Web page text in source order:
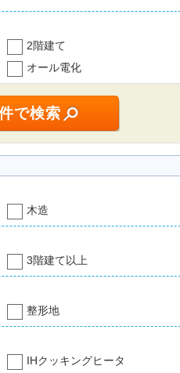
2階建て
オール電化
木造
3階建て以上
整形地
IHクッキングヒータ